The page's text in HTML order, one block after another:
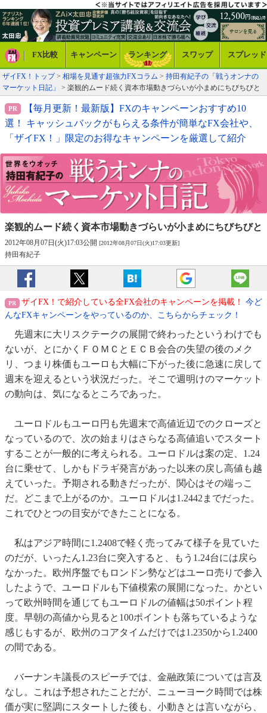
FX比較 キャンペーン ランキング スワップ スプレッド
ザイFX！トップ> 相場を見通す超強力FXコラム > 持田有紀子の「戦うオンナの
マーケット日記」
> 楽観的ムード続く資本市場動きづらいが小まめにちびちびと
【毎月更新！最新版】FXのキャンペーンおすすめ10
選！ キャッシュバックがもらえる条件が簡単なFX会社や、
「ザイFX！」限定のお得なキャンペーンを厳選して紹介
楽観的ムード続く資本市場動きづらいが小まめにちびちびと
2012年08月07日(火)17:03公開 [2012年08月07日(火)17:03更新]
持田有紀子
ザイFX！で紹介している全FX会社のキャンペーンを掲載！
今ど
んなFXキャンペーンをやっているのか、こちらからチェック！
先週末に大リスクテークの展開で終わったというわけでも
ないが、とにかくＦＯＭＣとＥＣＢ会合の失望の後のメク
リ、つまり株価もユーロも大幅に下がった後に急速に戻して
週末を迎えるという状況だった。そこで週明けのマーケット
の動向は、気になるところであった。
ユーロドルもユーロ円も先週末で高値近辺でのクローズと
なっているので、次の始まりはさらなる高値追いでスタート
することが一般的に考えられる。ユーロドルは案の定、1.24
台に乗せて、しかもドラギ発言があった以来の戻し高値も越
えていった。予期される動きだったが、関心はその端っこ
だ。どこまで上がるのか。ユーロドルは1.2442までだった。
これでひとつの目安ができたことになる。
私はアジア時間に1.2408で軽く売ってみて様子を見ていた
のだが、いったん1.23台に突入すると、もう1.24台には戻ら
なかった。欧州序盤でもロンドン勢などはユーロ売りで参入
したようで、ユーロドルも下値模索の展開になった。かとい
って欧州時間を通じてもユーロドルの値幅は50ポイント程
度。早朝の高値から見ると100ポイントも落ちているような
感じもするが、欧州のコアタイムだけでは1.2350から1.2400
の間である。
バーナンキ議長のスピーチでは、金融政策については言及
なし。これは予想されたことだが、ニューヨーク時間では株
価が実に堅調にスタートした後も、小動きとは言いながら、